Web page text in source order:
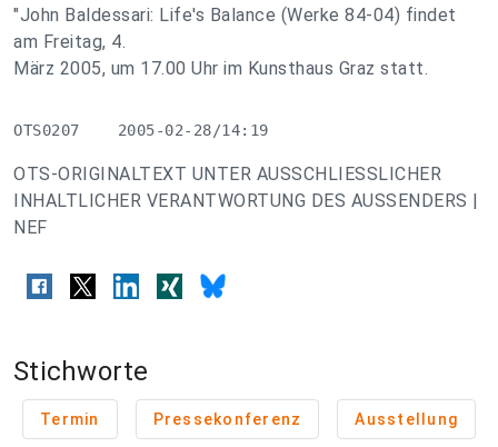
"John Baldessari: Life's Balance (Werke 84-04) findet
am Freitag, 4.
März 2005, um 17.00 Uhr im Kunsthaus Graz statt.
OTS0207    2005-02-28/14:19
OTS-ORIGINALTEXT UNTER AUSSCHLIESSLICHER
INHALTLICHER VERANTWORTUNG DES AUSSENDERS |
NEF
Stichworte
Termin Pressekonferenz Ausstellung